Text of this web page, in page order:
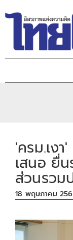
'ครม.เง
เสนอ ยื่
ส่วนรวม
18 พฤษภาคม